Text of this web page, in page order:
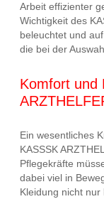
Arbeit effizienter
Wichtigkeit des
beleuchtet und
die bei der
Komfort und
Ein wesentliches
KASSSK
Pflegekräfte
dabei viel in
Kleidung nicht